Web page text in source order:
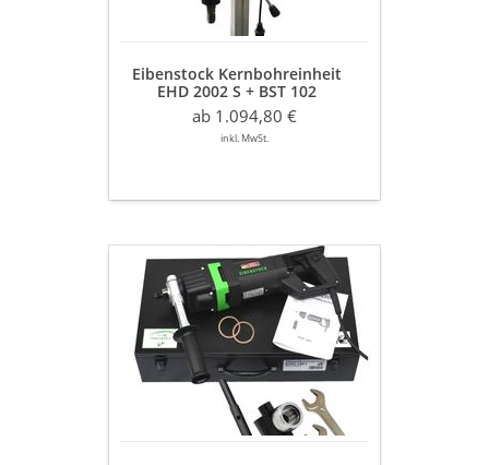
Eibenstock Kernbohreinheit
EHD 2002 S + BST 102
ab 1.094,80 €
inkl. MwSt.
Eibenstock
EHD1801
Kernbohrgerät
inklusive
Staubabsaugung
Zentrierbohrer